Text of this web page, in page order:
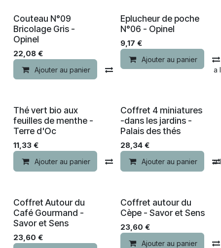
Nouveau !
Couteau N°09
Bricolage Gris -
Opinel
22,08 €
Ajouter au panier Comparer Ajouter à la
Eplucheur de poche
N°06 - Opinel
9,17 €
Ajouter au panier
Thé vert bio aux
feuilles de menthe -
Terre d'Oc
11,33 €
Ajouter au panier Comparer Ajouter à la
Coffret 4 miniatures
-dans les jardins -
Palais des thés
28,34€
Ajouter au panier
Coffret Autour du
Café Gourmand -
Savor et Sens
23,60 €
Coffret autour du
Cèpe - Savor et Sens
23,60 €
Ajouter au panier